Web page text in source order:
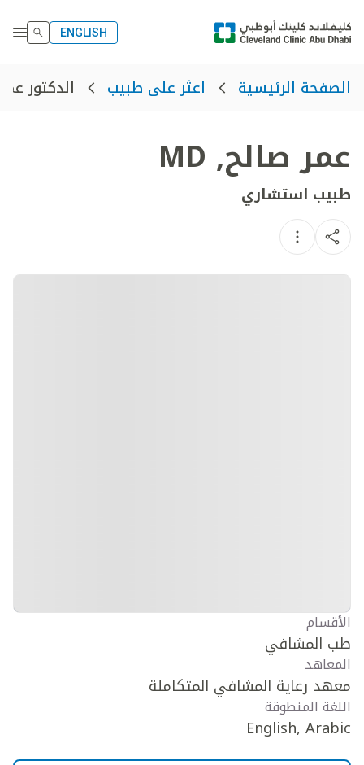
ENGLISH
الصفحة الرئيسية اعثر على طبيب الدكتور
عمر صالح,
MD
طبيب استشاري
الأقسام
طب المشافي
المعاهد
معهد رعاية المشافي المتكاملة
اللغة المنطوقة
English, Arabic